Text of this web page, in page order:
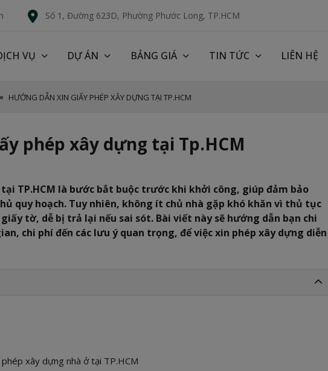
Số 1, Đường 623D, Phường Phước Long, TP.HCM
VỤ DỰ ÁN BẢNG GIÁ TIN TỨC LIÊN HỆ
HƯỚNG DẪN XIN GIẤY PHÉP XÂY DỰNG TẠI TP.HCM
phép xây dựng tại Tp.HCM
TP.HCM là bước bắt buộc trước khi khởi công, giúp đảm bảo
quy hoạch. Tuy nhiên, không ít chủ nhà gặp khó khăn vì thủ tục
tờ, dễ bị trả lại nếu sai sót. Bài viết này sẽ hướng dẫn bạn chi
chi phí đến các lưu ý quan trọng, để việc xin phép xây dựng diễn
xây dựng nhà ở tại TP.HCM